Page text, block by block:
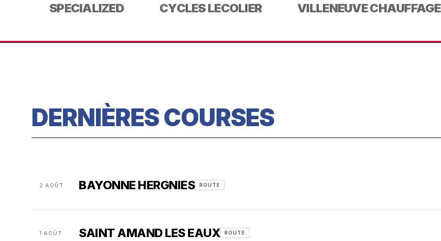
SPECIALIZED CYCLES LECOLIER VILLENEUVE CHAUFFAGE
DERNIÈRES COURSES
2 AOÛT BAYONNE HERGNIES ROUTE
1 AOÛT SAINT AMAND LES EAUX ROUTE